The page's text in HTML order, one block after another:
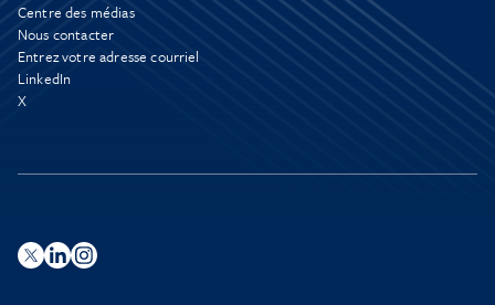
Centre des médias
Nous contacter
Entrez votre adresse courriel
LinkedIn
X